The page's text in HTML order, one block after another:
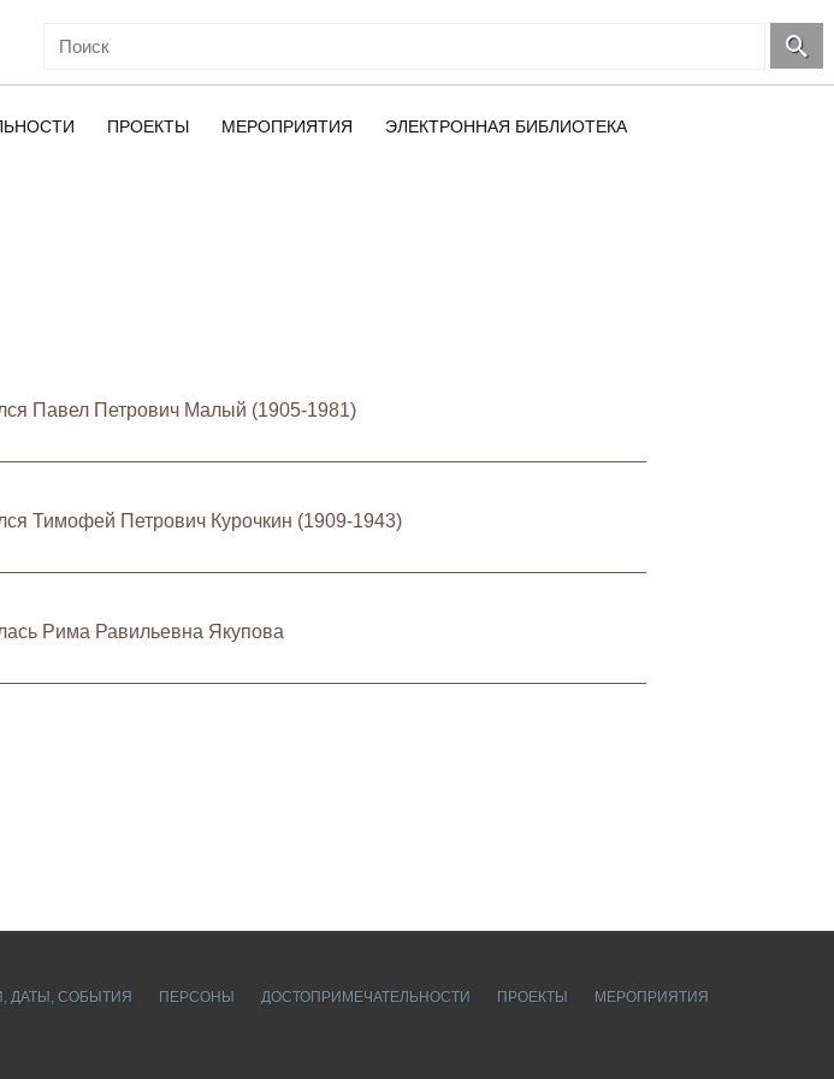
ПРОЕКТЫ МЕРОПРИЯТИЯ ЭЛЕКТРОННАЯ БИБЛИОТЕКА
Павел Петрович Малый (1905-1981)
Тимофей Петрович Курочкин (1909-1943)
Рима Равильевна Якупова
ДАТЫ, CОБЫТИЯ ПЕРСОНЫ ДОСТОПРИМЕЧАТЕЛЬНОСТИ ПРОЕКТЫ МЕРОПРИЯТИЯ